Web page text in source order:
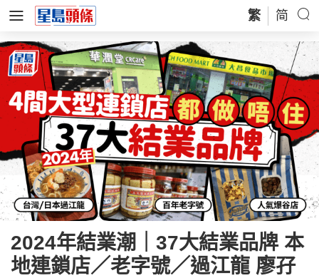
繁 简
2024年結業潮｜37大結業品牌 本
地連鎖店／老字號／過江龍 廖孖